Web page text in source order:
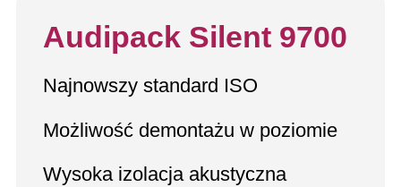
Audipack Silent 9700
Najnowszy standard ISO
Możliwość demontażu w poziomie
Wysoka izolacja akustyczna